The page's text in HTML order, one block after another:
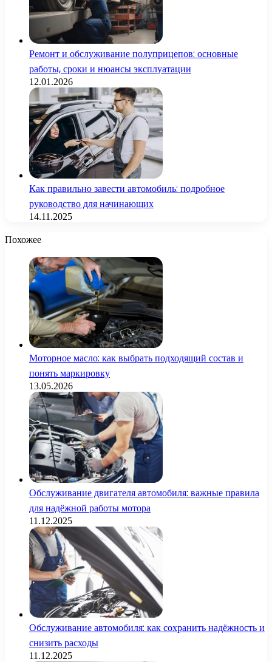
Ремонт и обслуживание полуприцепов: основные
работы, сроки и нюансы эксплуатации
12.01.2026
Как правильно завести автомобиль: подробное
руководство для начинающих
14.11.2025
Похожее
Моторное масло: как выбрать подходящий состав и
понять маркировку
13.05.2026
Обслуживание двигателя автомобиля: важные правила
для надёжной работы мотора
11.12.2025
Обслуживание автомобиля: как сохранить надёжность и
снизить расходы
11.12.2025